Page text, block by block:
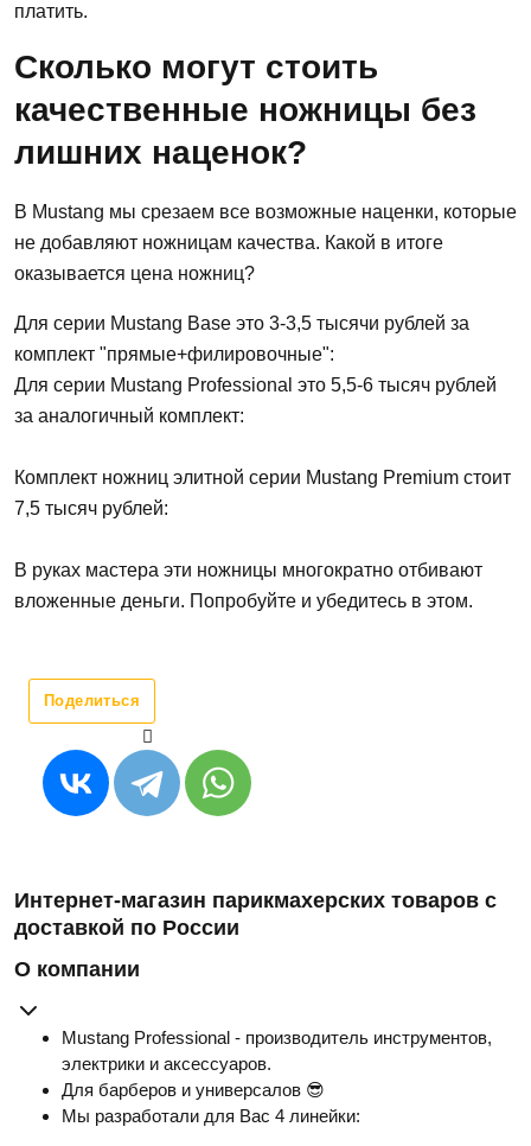
платить.
Сколько могут стоить
качественные ножницы без
лишних наценок?
В Mustang мы срезаем все возможные наценки, которые
не добавляют ножницам качества. Какой в итоге
оказывается цена ножниц?
Для серии Mustang Base это 3-3,5 тысячи рублей за
комплект "прямые+филировочные":
Для серии Mustang Professional это 5,5-6 тысяч рублей
за аналогичный комплект:
Комплект ножниц элитной серии Mustang Premium стоит
7,5 тысяч рублей:
В руках мастера эти ножницы многократно отбивают
вложенные деньги. Попробуйте и убедитесь в этом.
Поделиться
Интернет-магазин парикмахерских товаров с
доставкой по России
О компании
Mustang Professional - производитель инструментов,
электрики и аксессуаров.
Для барберов и универсалов 😎
Мы разработали для Вас 4 линейки: